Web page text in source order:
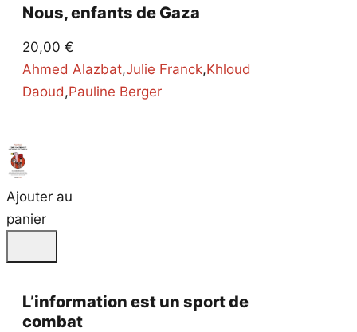
Nous, enfants de Gaza
20,00 €
Ahmed Alazbat,Julie Franck,Khloud
Daoud,Pauline Berger
Ajouter au
panier
L’information est un sport de
combat